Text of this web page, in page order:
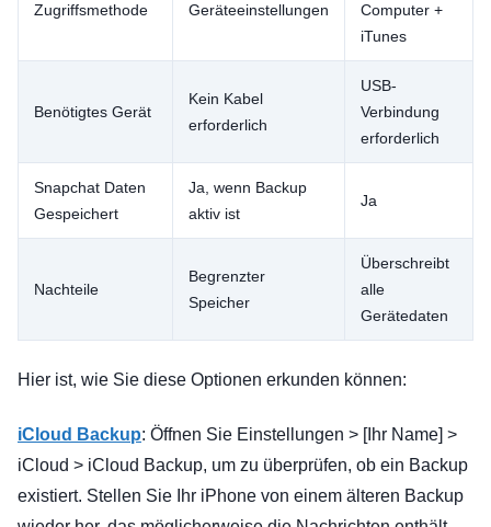
Zugriffsmethode Geräteeinstellungen
Computer +
iTunes
Benötigtes Gerät
Kein Kabel
erforderlich
USB-
Verbindung
erforderlich
Snapchat Daten
Gespeichert
Ja, wenn Backup
aktiv ist
Ja
Nachteile
Begrenzter
Speicher
Überschreibt
alle
Gerätedaten
Hier ist, wie Sie diese Optionen erkunden können:
iCloud Backup: Öffnen Sie Einstellungen > [Ihr Name] >
iCloud > iCloud Backup, um zu überprüfen, ob ein Backup
existiert. Stellen Sie Ihr iPhone von einem älteren Backup